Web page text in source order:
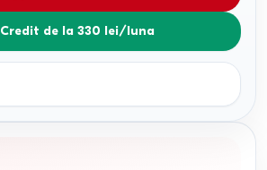
Credit de la 330 lei/luna